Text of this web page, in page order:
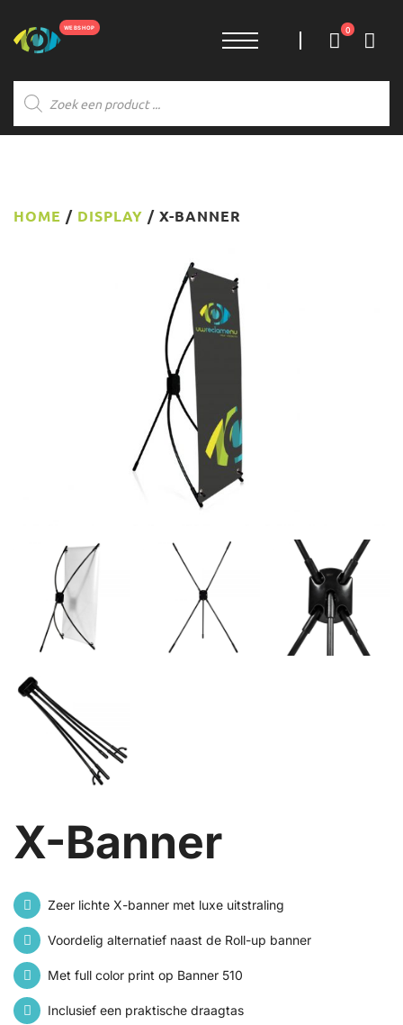
Producten
zoeken
0
HOME / DISPLAY / X-BANNER
X-Banner
Zeer lichte X-banner met luxe uitstraling
Voordelig alternatief naast de Roll-up banner
Met full color print op Banner 510
Inclusief een praktische draagtas